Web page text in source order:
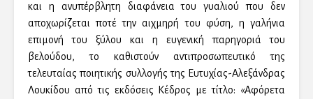
και η ανυπέρβλητη διαφάνεια του γυαλιού που δεν
αποχωρίζεται ποτέ την αιχμηρή του φύση, η γαλήνια
επιμονή του ξύλου και η ευγενική παρηγοριά του
βελούδου, το καθιστούν αντιπροσωπευτικό της
τελευταίας ποιητικής συλλογής της Ευτυχίας-Αλεξάνδρας
Λουκίδου από τις εκδόσεις Κέδρος με τίτλο: «Αφόρετα